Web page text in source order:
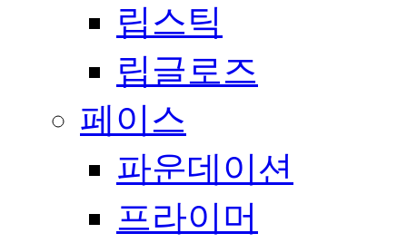
립스틱
립글로즈
페이스
파운데이션
프라이머